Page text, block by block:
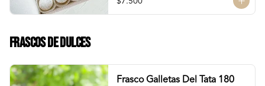
Frascos de Dulces
Frasco Galletas Del Tata 180